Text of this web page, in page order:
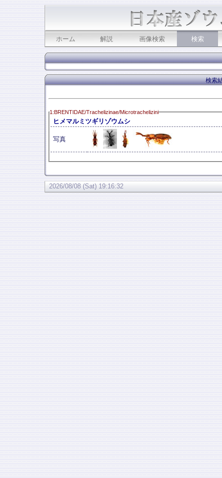
ホーム 解説 画像検索 検索
検索
1:BRENTIDAE/Trachelizinae/Microtrachelizini
ヒメマルミツギリゾウムシ
写真
2026/08/08 (Sat) 19:16:32